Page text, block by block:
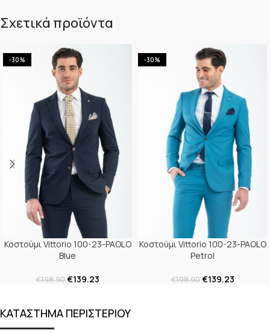
Σχετικά προϊόντα
-30%
Κοστούμι Vittorio 100-23-PAOLO
Blue
€198.90 €139.23
-30%
Κοστούμι Vittorio 100-23-PAOLO
Petrol
€198.90 €139.23
ΚΑΤΑΣΤΗΜΑ ΠΕΡΙΣΤΕΡΙΟΥ